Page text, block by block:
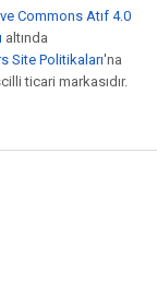
Commons Atıf 4.0
altında
Site Politikaları'na
ticari markasıdır.